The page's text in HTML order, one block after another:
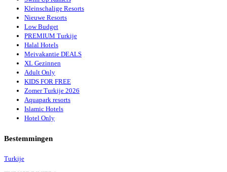
Kleinschalige Resorts
Nieuwe Resorts
Low Budget
PREMIUM Turkije
Halal Hotels
Meivakantie DEALS
XL Gezinnen
Adult Only
KIDS FOR FREE
Zomer Turkije 2026
Aquapark resorts
Islamic Hotels
Hotel Only
Bestemmingen
Turkije